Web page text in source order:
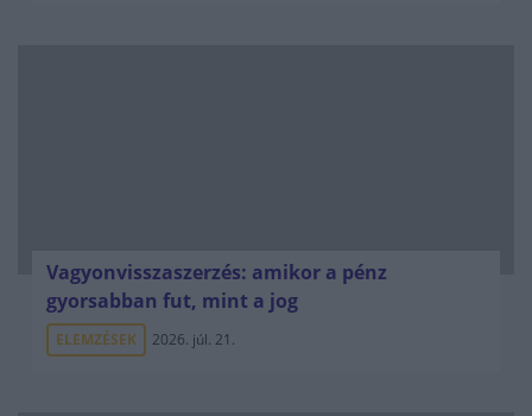
Vagyonvisszaszerzés: amikor a pénz
gyorsabban fut, mint a jog
ELEMZÉSEK 2026. júl. 21.